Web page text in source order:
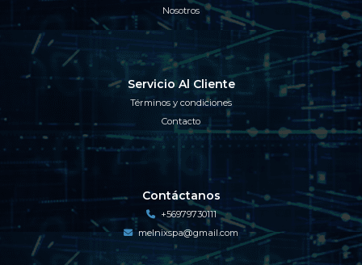
Nosotros
Servicio Al Cliente
Términos y condiciones
Contacto
Contáctanos
+56979730111
melnixspa@gmail.com